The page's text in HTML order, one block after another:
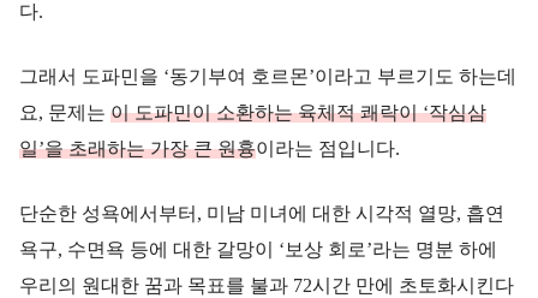
다.
그래서 도파민을 ‘동기부여 호르몬’이라고 부르기도 하는데
요, 문제는 이 도파민이 소환하는 육체적 쾌락이 ‘작심삼
일’을 초래하는 가장 큰 원흉이라는 점입니다.
단순한 성욕에서부터, 미남 미녀에 대한 시각적 열망, 흡연
욕구, 수면욕 등에 대한 갈망이 ‘보상 회로’라는 명분 하에
우리의 원대한 꿈과 목표를 불과 72시간 만에 초토화시킨다